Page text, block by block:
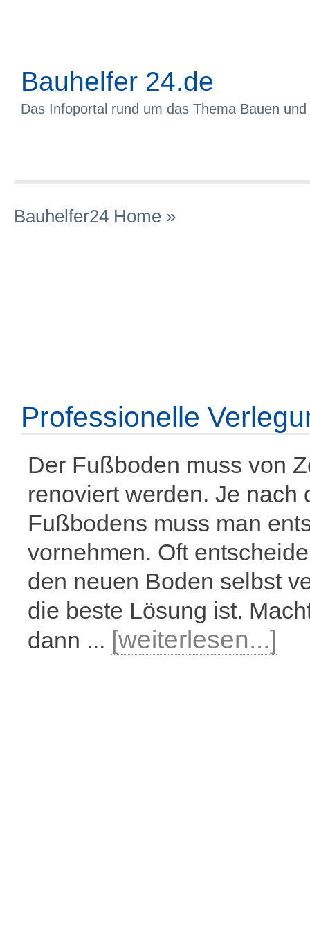
Bauhelfer 24.de
Das Infoportal rund um das Thema Bauen
Bauhelfer24 Home »
Professionelle
Der Fußboden muss von
renoviert werden. Je nach
Fußbodens muss man
vornehmen. Oft
den neuen Boden selbst
die beste Lösung ist.
dann ... [weiterlesen...]